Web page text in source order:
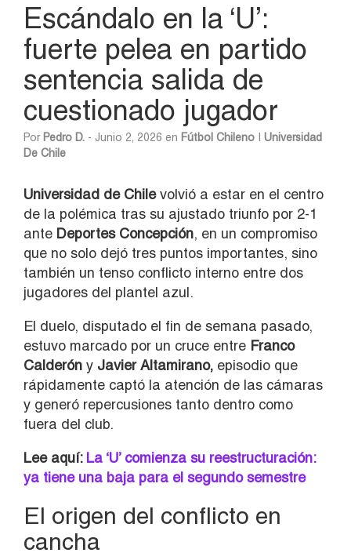
Escándalo en la ‘U’:
fuerte pelea en partido
sentencia salida de
cuestionado jugador
Por Pedro D. - Junio 2, 2026 en Fútbol Chileno
Universidad
De Chile
Universidad de Chilevolvió a estar en el centro
de la polémica tras su ajustado triunfo por 2-1
ante Deportes Concepción, en un compromiso
que no solo dejó tres puntos importantes, sino
también un tenso conflicto interno entre dos
jugadores del plantel azul.
El duelo, disputado el fin de semana pasado,
estuvo marcado por un cruce entre Franco
Calderón y Javier Altamirano, episodio que
rápidamente captó la atención de las cámaras
y generó repercusiones tanto dentro como
fuera del club.
Lee aquí:La ‘U’ comienza su reestructuración:
ya tiene una baja para el segundo semestre
El origen del conflicto en
cancha